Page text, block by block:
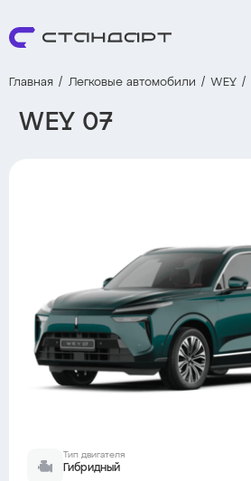
Главная Легковые автомобили WEY
WEY 07
Тип двигателя
Гибридный